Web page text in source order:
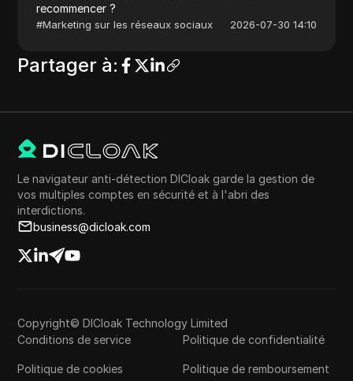
recommencer ?
#Marketing sur les réseaux sociaux 2026-07-30 14:10
Partager à:
Le navigateur anti-détection DICloak garde la gestion de
vos multiples comptes en sécurité et à l'abri des
interdictions.
business@dicloak.com
Copyright© DICloak Technology Limited
Conditions de service
Politique de confidentialité
Politique de cookies Politique de remboursement